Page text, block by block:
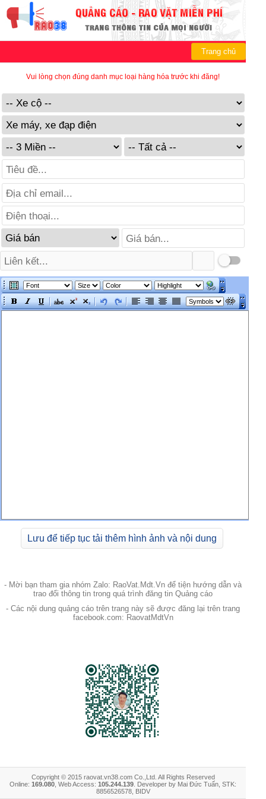
Trang chủ
Vui lòng chọn đúng danh mục loại hàng hóa trước khi đăng!
Lưu để tiếp tục tải thêm hình ảnh và nội dung
- Mời bạn tham gia nhóm Zalo: RaoVat.Mdt.Vn để tiện hướng dẫn và
trao đổi thông tin trong quá trình đăng tin Quảng cáo
- Các nội dung quảng cáo trên trang này sẽ được đăng lại trên trang
facebook.com: RaovatMdtVn
Copyright © 2015 raovat.vn38.com Co.,Ltd. All Rights Reserved
Online: 169.080 , Web Access: 105.244.139 . Developer by Mai Đức Tuấn, STK:
8856526578, BIDV